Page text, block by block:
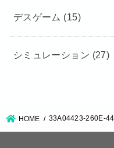
デスゲーム (15)
シミュレーション (27)
HOME 33A04423-260E-